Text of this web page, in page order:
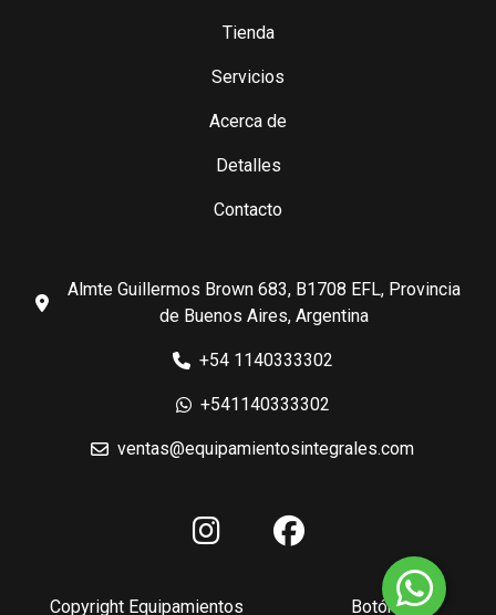
Tienda
Servicios
Acerca de
Detalles
Contacto
Almte Guillermos Brown 683, B1708 EFL, Provincia
de Buenos Aires, Argentina
+54 1140333302
+541140333302
ventas@equipamientosintegrales.com
Copyright Equipamientos Botón de